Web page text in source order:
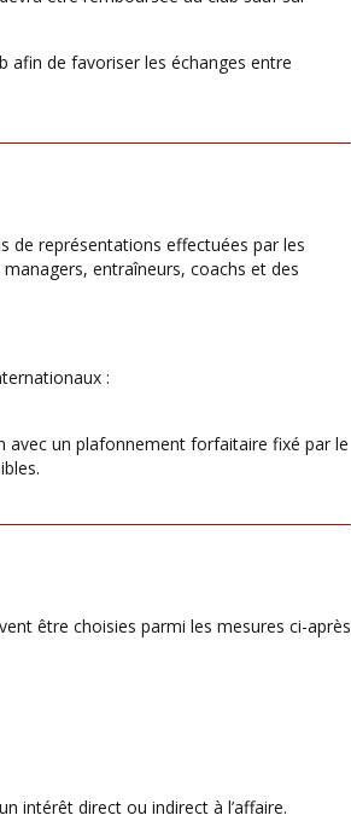
afin de favoriser les échanges entre
de représentations effectuées par les
entraîneurs, coachs et des
:
un plafonnement forfaitaire fixé par le
être choisies parmi les mesures ci-après
intérêt direct ou indirect à l’affaire.